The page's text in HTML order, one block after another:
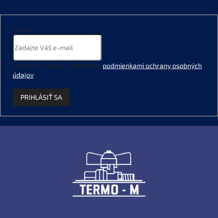
Email
Vložením e-mailu súhlasíte s podmienkami ochrany osobných
údajov.
PRIHLÁSIŤ SA